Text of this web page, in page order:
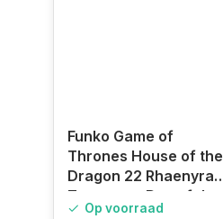
Funko Game of
Thrones House of the
Dragon 22 Rhaenyra
Targaryen Day of the
Op voorraad